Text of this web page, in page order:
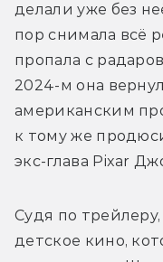
делали уже без
пор снимала всё
пропала с
2024-м она
американским
к тому же
экс-глава Pixar
Судя по
детское кино,